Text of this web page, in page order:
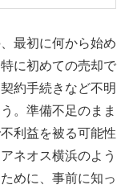
最初に何から始め
に初めての売却で
約手続きなど不明
。準備不足のまま
利益を被る可能性
ネオス横浜のよう
めに、事前に知っ